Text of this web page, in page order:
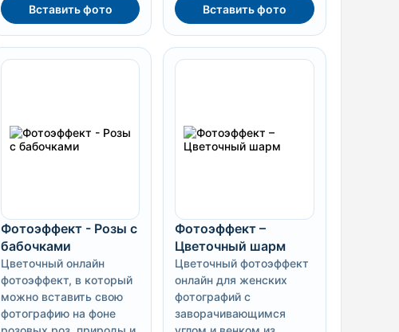
Вставить фото Вставить фото
Фотоэффект - Розы с
бабочками
Цветочный онлайн
фотоэффект, в который
можно вставить свою
фотографию на фоне
Фотоэффект –
Цветочный шарм
Цветочный фотоэффект
онлайн для женских
фотографий с
заворачивающимся